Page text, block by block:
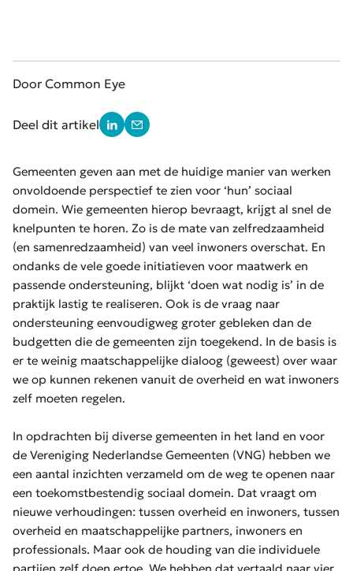
Door Common Eye
Deel dit artikel
Gemeenten geven aan met de huidige manier van werken
onvoldoende perspectief te zien voor ‘hun’ sociaal
domein. Wie gemeenten hierop bevraagt, krijgt al snel de
knelpunten te horen. Zo is de mate van zelfredzaamheid
(en samenredzaamheid) van veel inwoners overschat. En
ondanks de vele goede initiatieven voor maatwerk en
passende ondersteuning, blijkt ‘doen wat nodig is’ in de
praktijk lastig te realiseren. Ook is de vraag naar
ondersteuning eenvoudigweg groter gebleken dan de
budgetten die de gemeenten zijn toegekend. In de basis is
er te weinig maatschappelijke dialoog (geweest) over waar
we op kunnen rekenen vanuit de overheid en wat inwoners
zelf moeten regelen.
In opdrachten bij diverse gemeenten in het land en voor
de Vereniging Nederlandse Gemeenten (VNG) hebben we
een aantal inzichten verzameld om de weg te openen naar
een toekomstbestendig sociaal domein. Dat vraagt om
nieuwe verhoudingen: tussen overheid en inwoners, tussen
overheid en maatschappelijke partners, inwoners en
professionals. Maar ook de houding van die individuele